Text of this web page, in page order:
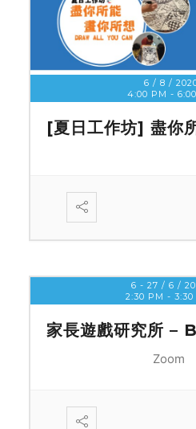
6 / 8 /
4:00 PM -
[夏日工作坊] 盡你
6 - 27 / 6 /
2:30 PM - 3:30
家長遊戲研究所 –
Zoom